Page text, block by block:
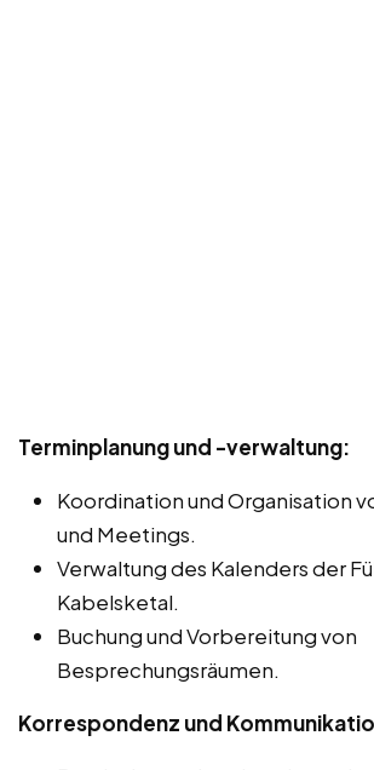
Terminplanung und -verwaltung:
Koordination und Organisation
und Meetings.
Verwaltung des Kalenders der
Kabelsketal.
Buchung und Vorbereitung von
Besprechungsräumen.
Korrespondenz und